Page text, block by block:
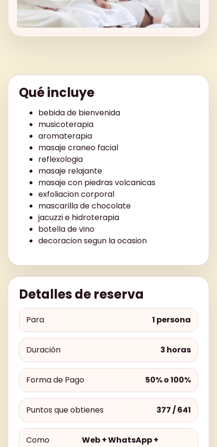
Qué incluye
bebida de bienvenida
musicoterapia
aromaterapia
masaje craneo facial
reflexologia
masaje relajante
masaje con piedras volcanicas
exfoliacion corporal
mascarilla de chocolate
jacuzzi e hidroterapia
botella de vino
decoracion segun la ocasion
Detalles de reserva
Para 1 persona
Duración 3 horas
Forma de Pago 50% o 100%
Puntos que obtienes 377 / 641
Como
Web + WhatsApp +